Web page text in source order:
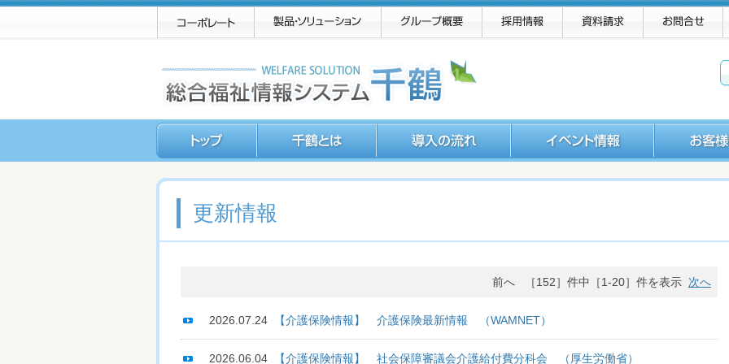
更新情報
前へ ［152］件中［1-20］件を表示 次へ
2026.07.24 【介護保険情報】 介護保険最新情報 （WAMNET）
2026.06.04 【介護保険情報】 社会保障審議会介護給付費分科会 （厚生労働省）